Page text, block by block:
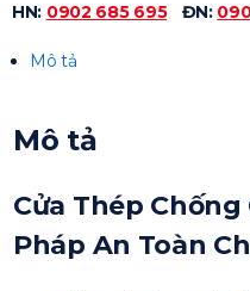
HN: 0902 685 695 ĐN:
Mô tả
Mô tả
Cửa Thép Chống
Pháp An Toàn